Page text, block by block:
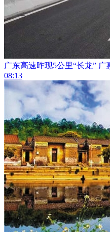
广东高速昨现5公里“长龙”
08:13